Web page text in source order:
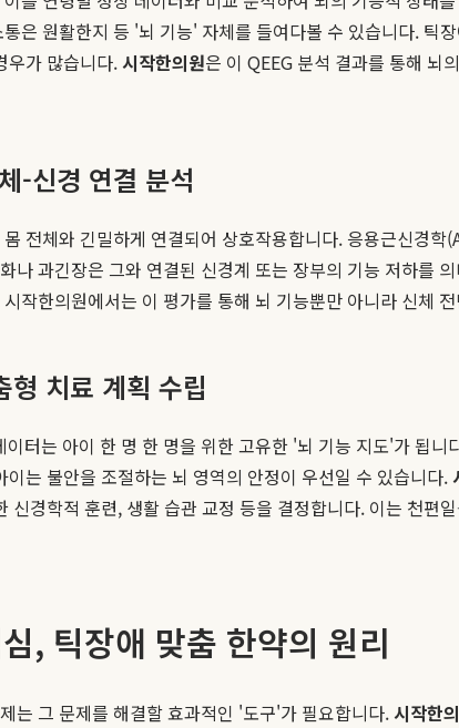
은 원활한지 등 '뇌 기능' 자체를 들여다볼 수 있습니다.
우가 많습니다.시작한의원은 이 QEEG 분석 결과를 통해 뇌
-신경 연결 분석
전체와 긴밀하게 연결되어 상호작용합니다. 응용근신
나 과긴장은 그와 연결된 신경계 또는 장부의 기능 저하를
작한의원에서는 이 평가를 통해 뇌 기능뿐만 아니라 신체
형 치료 계획 수립
터는 아이 한 명 한 명을 위한 고유한 '뇌 기능 지도'가 됩
는 불안을 조절하는 뇌 영역의 안정이 우선일 수 있습니다.
신경학적 훈련, 생활 습관 교정 등을 결정합니다. 이는 천편
, 틱장애 맞춤 한약의 원리
는 그 문제를 해결할 효과적인 '도구'가 필요합니다.시작한